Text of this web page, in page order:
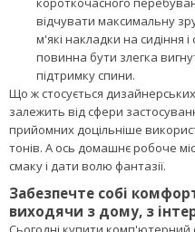
Якісний оббивний
залежить, як довго обрана
презентабельний
хороший шкірозамінник,
Стійкість. Чим більше
меблювання, тим більш
вибираєте модель на
прогумованими.
Ергономічні показники.
короткочасного
відчувати максимальну
м'які накладки на сидіння
повинна бути злегка